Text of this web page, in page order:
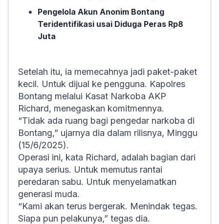
Pengelola Akun Anonim Bontang
Teridentifikasi usai Diduga Peras Rp8
Juta
Setelah itu, ia memecahnya jadi paket-paket
kecil. Untuk dijual ke pengguna. Kapolres
Bontang melalui Kasat Narkoba AKP
Richard, menegaskan komitmennya.
“Tidak ada ruang bagi pengedar narkoba di
Bontang,” ujarnya dia dalam rilisnya, Minggu
(15/6/2025).
Operasi ini, kata Richard, adalah bagian dari
upaya serius. Untuk memutus rantai
peredaran sabu. Untuk menyelamatkan
generasi muda.
“Kami akan terus bergerak. Menindak tegas.
Siapa pun pelakunya,” tegas dia.